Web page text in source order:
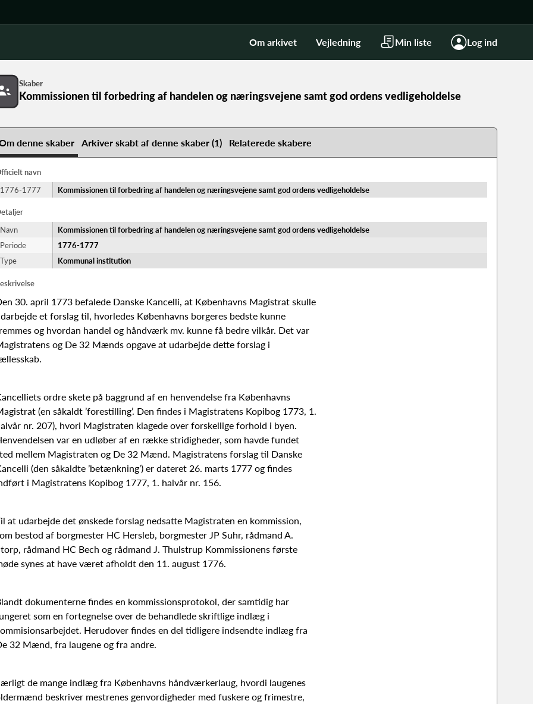
Om arkivet Vejledning Min liste Log ind
samt god ordens vedligeholdelse
Skaber
Kommissionen til forbedring af handelen og næringsvejene samt god ordens vedligeholdelse
denne skaber Arkiver skabt af denne skaber (1) Relaterede skabere
navn
1776-1777
Kommissionen til forbedring af handelen og næringsvejene samt god ordens vedligeholdelse
Navn
Kommissionen til forbedring af handelen og næringsvejene samt god ordens vedligeholdelse
Periode
1776-​1777
Type
Kommunal institution
30. april 1773 befalede Danske Kancelli, at Københavns Magistrat skulle
et forslag til, hvorledes Københavns borgeres bedste kunne
og hvordan handel og håndværk mv. kunne få bedre vilkår. Det var
og De 32 Mænds opgave at udarbejde dette forslag i
ordre skete på baggrund af en henvendelse fra Københavns
(en såkaldt ’forestilling’. Den findes i Magistratens Kopibog 1773, 1.
nr. 207), hvori Magistraten klagede over forskellige forhold i byen.
var en udløber af en række stridigheder, som havde fundet
mellem Magistraten og De 32 Mænd. Magistratens forslag til Danske
(den såkaldte ’betænkning’) er dateret 26. marts 1777 og findes
i Magistratens Kopibog 1777, 1. halvår nr. 156.
at udarbejde det ønskede forslag nedsatte Magistraten en kommission,
bestod af borgmester HC Hersleb, borgmester JP Suhr, rådmand A.
rådmand HC Bech og rådmand J. Thulstrup Kommissionens første
synes at have været afholdt den 11. august 1776.
dokumenterne findes en kommissionsprotokol, der samtidig har
som en fortegnelse over de behandlede skriftlige indlæg i
Herudover findes en del tidligere indsendte indlæg fra
32 Mænd, fra laugene og fra andre.
de mange indlæg fra Københavns håndværkerlaug, hvordi laugenes
beskriver mestrenes genvordigheder med fuskere og frimestre,